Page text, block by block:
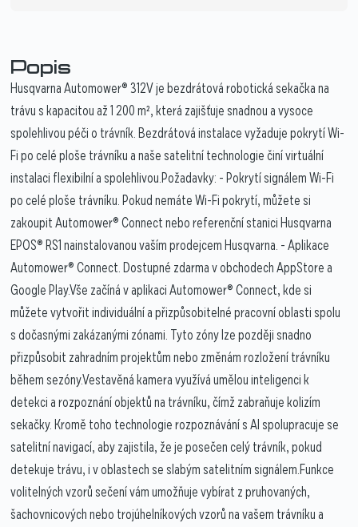
Popis
Husqvarna Automower® 312V je bezdrátová robotická sekačka na
trávu s kapacitou až 1 200 m², která zajišťuje snadnou a vysoce
spolehlivou péči o trávník. Bezdrátová instalace vyžaduje pokrytí Wi-
Fi po celé ploše trávníku a naše satelitní technologie činí virtuální
instalaci flexibilní a spolehlivou.Požadavky: - Pokrytí signálem Wi-Fi
po celé ploše trávníku. Pokud nemáte Wi-Fi pokrytí, můžete si
zakoupit Automower® Connect nebo referenční stanici Husqvarna
EPOS® RS1 nainstalovanou vaším prodejcem Husqvarna. - Aplikace
Automower® Connect. Dostupné zdarma v obchodech AppStore a
Google Play.Vše začíná v aplikaci Automower® Connect, kde si
můžete vytvořit individuální a přizpůsobitelné pracovní oblasti spolu
s dočasnými zakázanými zónami. Tyto zóny lze později snadno
přizpůsobit zahradním projektům nebo změnám rozložení trávníku
během sezóny.Vestavěná kamera využívá umělou inteligenci k
detekci a rozpoznání objektů na trávníku, čímž zabraňuje kolizím
sekačky. Kromě toho technologie rozpoznávání s AI spolupracuje se
satelitní navigací, aby zajistila, že je posečen celý trávník, pokud
detekuje trávu, i v oblastech se slabým satelitním signálem.Funkce
volitelných vzorů sečení vám umožňuje vybírat z pruhovaných,
šachovnicových nebo trojúhelníkových vzorů na vašem trávníku a